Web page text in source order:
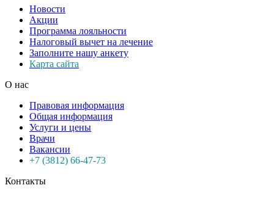
Новости
Акции
Программа лояльности
Налоговый вычет на лечение
Заполните нашу анкету
Карта сайта
О нас
Правовая информация
Общая информация
Услуги и цены
Врачи
Вакансии
+7 (3812) 66-47-73
Контакты